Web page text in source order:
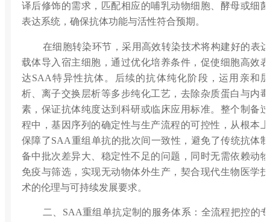
译后修饰的需求，匹配相应的哺乳动物细胞、酵母或细菌
表达系统，确保抗体功能与活性符合预期。
在细胞转染环节，采用高效转染技术将构建好的表达
载体导入宿主细胞，通过优化培养条件，促使细胞高效表
达SAA特异性抗体。后续的抗体纯化阶段，运用亲和层
析、离子交换层析等多步纯化工艺，去除杂质蛋白与内毒
素，保证抗体纯度达到科研或临床应用标准。整个制备过
程中，基因序列的确定性与生产流程的可控性，从根本上
保障了SAA重组单抗的批次间一致性，避免了传统抗体制
备中批次差异大、稳定性不足的问题，同时无需依赖动物
免疫与筛选，实现无动物体外生产，契合现代生物医学技
术的伦理与可持续发展要求。
二、SAA重组单抗定制的服务体系：全流程把控的专